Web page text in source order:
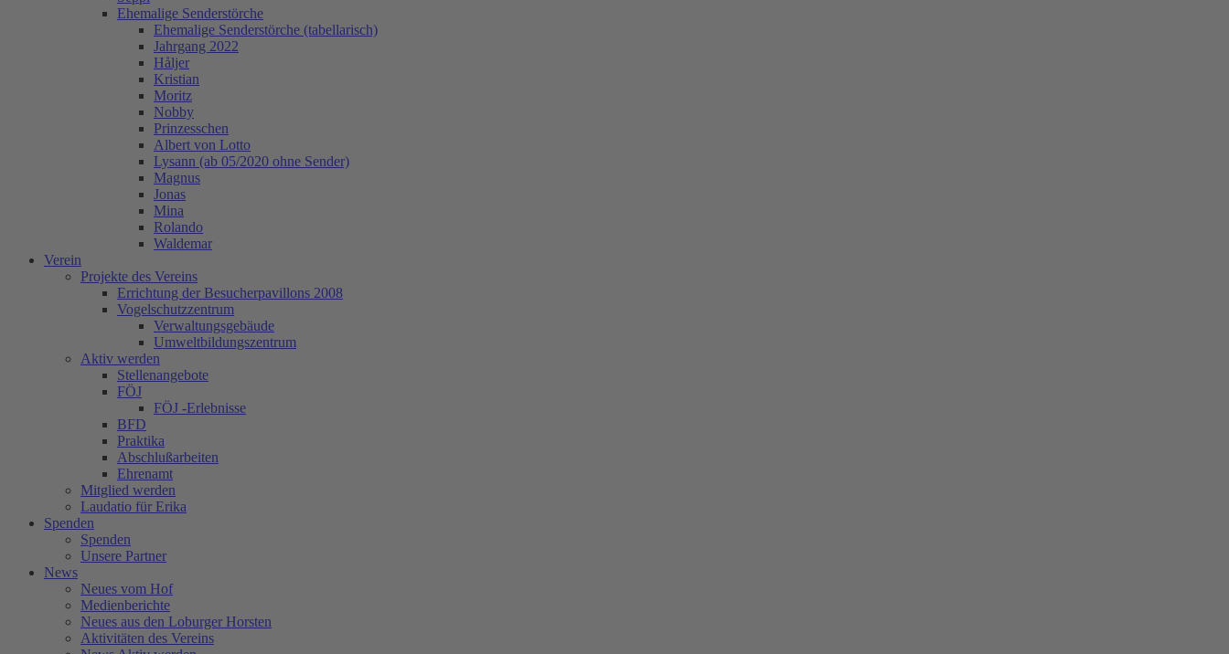
Ehemalige Senderstörche
Ehemalige Senderstörche (tabellarisch)
Jahrgang 2022
Håljer
Kristian
Moritz
Nobby
Prinzesschen
Albert von Lotto
Lysann (ab 05/2020 ohne Sender)
Magnus
Jonas
Mina
Rolando
Waldemar
Verein
Projekte des Vereins
Errichtung der Besucherpavillons 2008
Vogelschutzzentrum
Verwaltungsgebäude
Umweltbildungszentrum
Aktiv werden
Stellenangebote
FÖJ
FÖJ -Erlebnisse
BFD
Praktika
Abschlußarbeiten
Ehrenamt
Mitglied werden
Laudatio für Erika
Spenden
Spenden
Unsere Partner
News
Neues vom Hof
Medienberichte
Neues aus den Loburger Horsten
Aktivitäten des Vereins